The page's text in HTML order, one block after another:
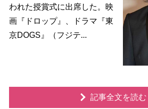
われた授賞式に出席した。映
画『ドロップ』、ドラマ『東
京DOGS』（フジテ...
記事全文を読む